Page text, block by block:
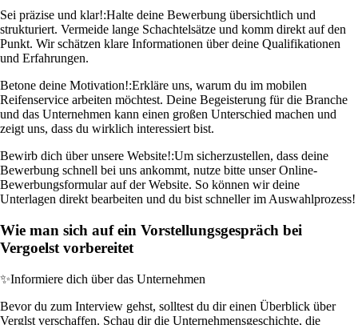
Sei präzise und klar!:Halte deine Bewerbung übersichtlich und
strukturiert. Vermeide lange Schachtelsätze und komm direkt auf den
Punkt. Wir schätzen klare Informationen über deine Qualifikationen
und Erfahrungen.
Betone deine Motivation!:Erkläre uns, warum du im mobilen
Reifenservice arbeiten möchtest. Deine Begeisterung für die Branche
und das Unternehmen kann einen großen Unterschied machen und
zeigt uns, dass du wirklich interessiert bist.
Bewirb dich über unsere Website!:Um sicherzustellen, dass deine
Bewerbung schnell bei uns ankommt, nutze bitte unser Online-
Bewerbungsformular auf der Website. So können wir deine
Unterlagen direkt bearbeiten und du bist schneller im Auswahlprozess!
Wie man sich auf ein Vorstellungsgespräch bei
Vergoelst vorbereitet
✨Informiere dich über das Unternehmen
Bevor du zum Interview gehst, solltest du dir einen Überblick über
Verglst verschaffen. Schau dir die Unternehmensgeschichte, die